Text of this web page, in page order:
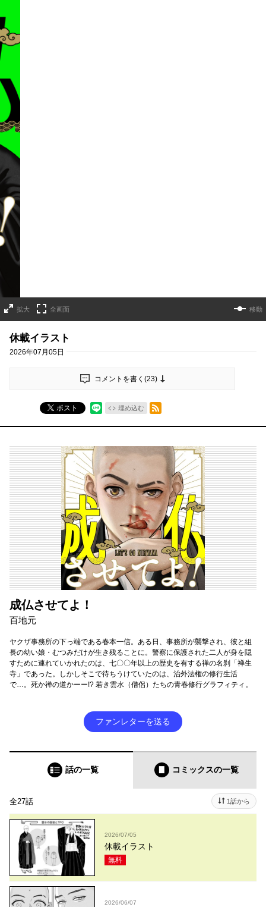
拡大 全画面 移動
休載イラスト
2026年07月05日
コメントを書く(23)
ポスト 埋め込む
RSSフィード
成仏させてよ！
百地元
ヤクザ事務所の下っ端である春本一信。ある日、事務所が襲撃され、彼と組
長の幼い娘・むつみだけが生き残ることに。警察に保護された二人が身を隠
すために連れていかれたのは、七〇〇年以上の歴史を有する禅の名刹「禅生
寺」であった。しかしそこで待ちうけていたのは、治外法権の修行生活
で…。死か禅の道かーー!? 若き雲水（僧侶）たちの青春修行グラフィティ。
ファンレターを送る
話の一覧 コミックスの一覧
全27話 1話から
2026/07/05
休載イラスト
無料
2026/06/07